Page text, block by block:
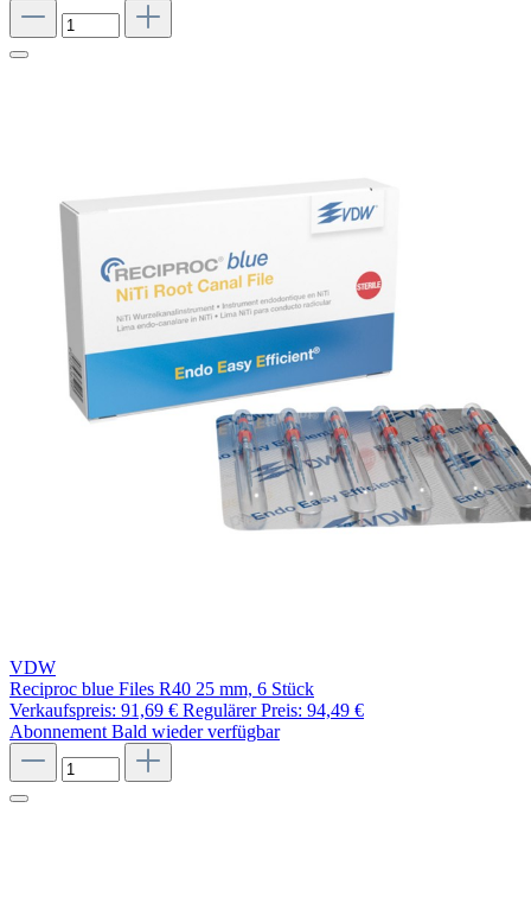
VDW
Reciproc blue Files R40 25 mm, 6 Stück
Verkaufspreis: 91,69 € Regulärer Preis: 94,49 €
Abonnement Bald wieder verfügbar